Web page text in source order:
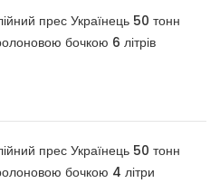
прес Українець 50 тонн
бочкою 6 літрів
прес Українець 50 тонн
бочкою 4 літри